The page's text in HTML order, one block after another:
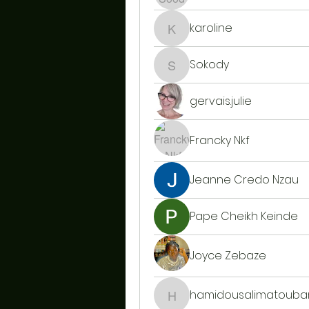
karoline
karoline
Sokody
Sokody
gervais.julie
Francky Nkf
Jeanne Credo Nzau
Pape Cheikh Keinde
Joyce Zebaze